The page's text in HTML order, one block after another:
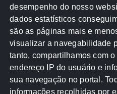
CREA-MT Eventos
MPF Notícias PF
Receita Federal Sem
TCE-MT TCU TRE
desempenho do nosso
dados estatísticos
são as páginas mais e
visualizar a navegabilidade
tanto, compartilhamos com
endereço IP do usuário e
sua navegação no portal.
informações recolhidas por